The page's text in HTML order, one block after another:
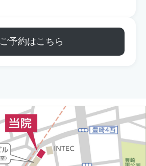
ご予約はこちら